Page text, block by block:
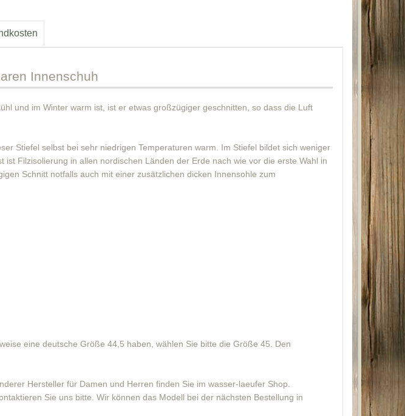
Innenschuh
und im Winter warm ist, ist er etwas großzügiger geschnitten, so dass die Luft
Stiefel selbst bei sehr niedrigen Temperaturen warm. Im Stiefel bildet sich weniger
ist Filzisolierung in allen nordischen Länden der Erde nach wie vor die erste Wahl in
Schnitt notfalls auch mit einer zusätzlichen dicken Innensohle zum
eine deutsche Größe 44,5 haben, wählen Sie bitte die Größe 45. Den
Hersteller für Damen und Herren finden Sie im wasser-laeufer Shop.
Sie uns bitte. Wir können das Modell bei der nächsten Bestellung in